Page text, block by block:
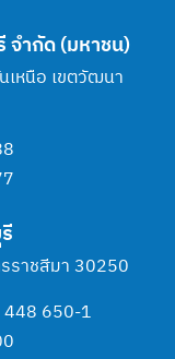
จำกัด (มหาชน)
หนือ เขตวัฒนา
ราชสีมา 30250
650-1